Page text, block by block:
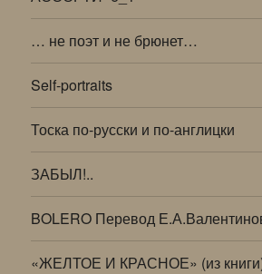
… не поэт и не брюнет…
Self-portraits
Тоска по-русски и по-англицки
ЗАБЫЛ!..
BOLERO Перевод
«ЖЕЛТОЕ И КРАСНОЕ» (из